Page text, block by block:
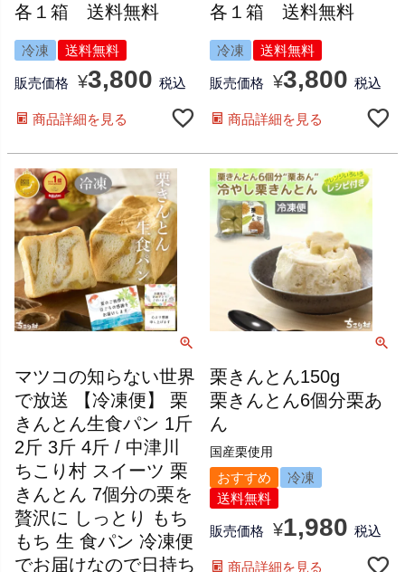
各１箱 送料無料
冷凍 送料無料
販売価格 ¥3,800 税込
商品詳細を見る
各１箱 送料無料
冷凍 送料無料
販売価格 ¥3,800 税込
商品詳細を見る
マツコの知らない世界
で放送 【冷凍便】 栗
きんとん生食パン 1斤
2斤 3斤 4斤 / 中津川
ちこり村 スイーツ 栗
きんとん 7個分の栗を
贅沢に しっとり もち
もち 生 食パン 冷凍便
でお届けなので日持ち
国産栗使用
栗きんとん150g
栗きんとん6個分栗あ
ん
おすすめ
冷凍
送料無料
販売価格 ¥1,980 税込
商品詳細を見る